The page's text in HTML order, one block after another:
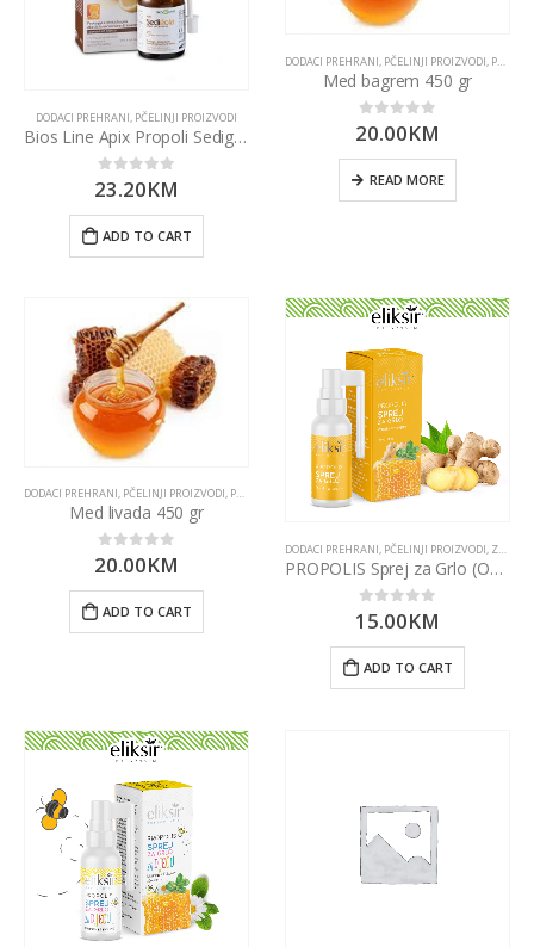
DODACI PREHRANI, PČELINJI PROIZVODI
Bios Line Apix Propoli Sedigola sprej za grlo 30 ml
0out of 5
23.20KM
ADD TO CART
DODACI PREHRANI, PČELINJI PROIZVODI, PROIZVODI
Med bagrem 450 gr
0out of 5
20.00KM
READ MORE
DODACI PREHRANI, PČELINJI PROIZVODI, PROIZVODI ZASLAĐIVAČI
Med livada 450 gr
0out of 5
20.00KM
ADD TO CART
DODACI PREHRANI, PČELINJI PROIZVODI, ZA LICE
PROPOLIS Sprej za Grlo (Odrasli) 30ml Eliksir
0 out of 5
15.00KM
ADD TO CART